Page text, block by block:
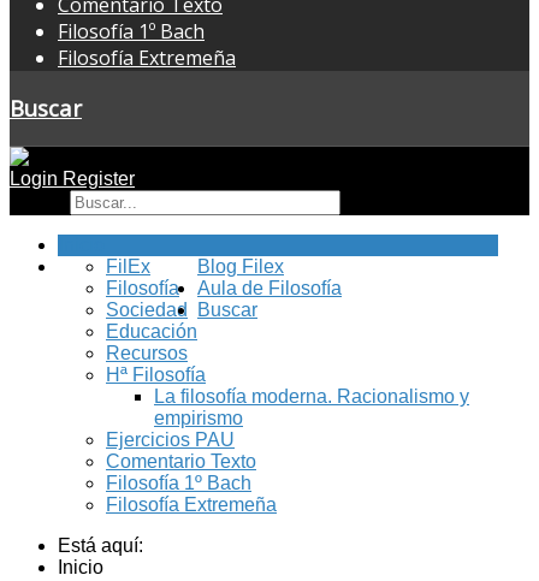
Filosofía 1º Bach
Filosofía Extremeña
Buscar
Login Register
Blog Filex
FilEx
Filosofía
Sociedad
Educación
Recursos
Aula de Filosofía
Hª Filosofía
La filosofía moderna. Racionalismo y
empirismo
Ejercicios PAU
Comentario Texto
Filosofía 1º Bach
Filosofía Extremeña
Buscar
Está aquí:
Inicio